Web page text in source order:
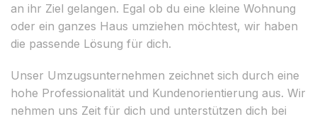
an ihr Ziel gelangen. Egal ob du eine kleine Wohnung
oder ein ganzes Haus umziehen möchtest, wir haben
die passende Lösung für dich.
Unser Umzugsunternehmen zeichnet sich durch eine
hohe Professionalität und Kundenorientierung aus. Wir
nehmen uns Zeit für dich und unterstützen dich bei